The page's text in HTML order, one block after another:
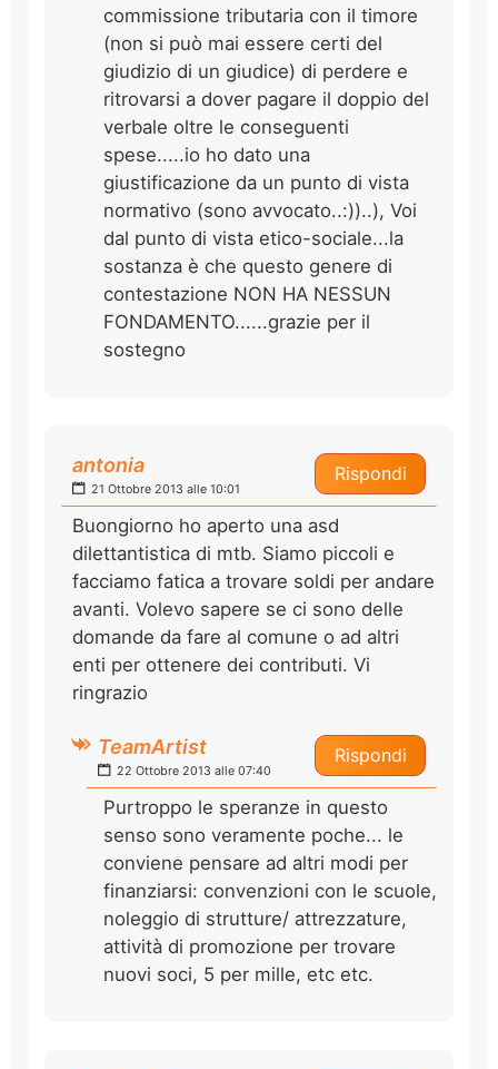
commissione tributaria con il timore
(non si può mai essere certi del
giudizio di un giudice) di perdere e
ritrovarsi a dover pagare il doppio del
verbale oltre le conseguenti
spese.....io ho dato una
giustificazione da un punto di vista
normativo (sono avvocato..:))..), Voi
dal punto di vista etico-sociale...la
sostanza è che questo genere di
contestazione NON HA NESSUN
FONDAMENTO......grazie per il
sostegno
Rispondi
antonia
21 Ottobre 2013 alle 10:01
Buongiorno ho aperto una asd
dilettantistica di mtb. Siamo piccoli e
facciamo fatica a trovare soldi per andare
avanti. Volevo sapere se ci sono delle
domande da fare al comune o ad altri
enti per ottenere dei contributi. Vi
ringrazio
Rispondi
TeamArtist
22 Ottobre 2013 alle 07:40
Purtroppo le speranze in questo
senso sono veramente poche... le
conviene pensare ad altri modi per
finanziarsi: convenzioni con le scuole,
noleggio di strutture/ attrezzature,
attività di promozione per trovare
nuovi soci, 5 per mille, etc etc.